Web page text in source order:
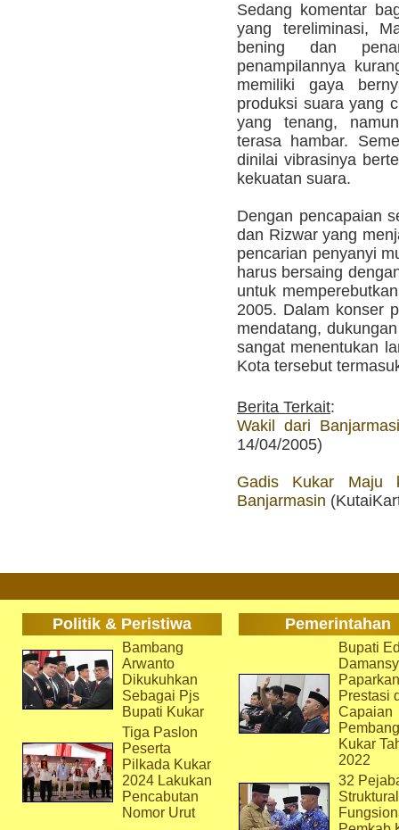
Sedang komentar
yang tereliminasi,
bening dan
penampilannya
memiliki gaya
produksi suara yang
yang tenang,
terasa hambar.
dinilai vibrasinya
kekuatan suara.
Dengan pencapaian
dan Rizwar yang
pencarian penyanyi
harus bersaing
untuk
2005. Dalam konser
mendatang,
sangat menentukan
Kota tersebut
Berita Terkait:
Wakil dari
14/04/2005)
Gadis Kukar
Banjarmasin
Politik & Peristiwa Pemerintahan
Bambang
Arwanto
Dikukuhkan
Sebagai Pjs
Bupati Kukar
Tiga Paslon
Peserta
Pilkada Kukar
2024 Lakukan
Pencabutan
Nomor Urut
Bupati
Paparkan
Prestasi
Capaian
Kukar
2022
32